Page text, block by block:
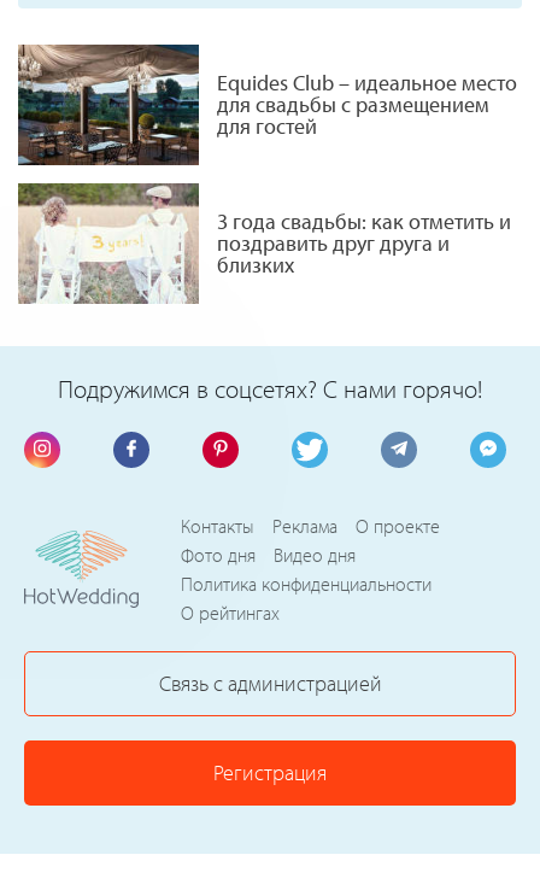
Equides Club – идеальное место
для свадьбы с размещением
для гостей
3 года свадьбы: как отметить и
поздравить друг друга и
близких
Подружимся в соцсетях? С нами горячо!
Контакты Реклама
О проекте
Фото дня
Видео дня
Политика конфиденциальности
О рейтингах
Связь с администрацией
Регистрация